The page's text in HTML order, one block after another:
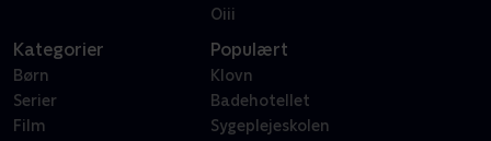
Oiii
Kategorier
Børn
Serier
Film
Populært
Klovn
Badehotellet
Sygeplejeskolen